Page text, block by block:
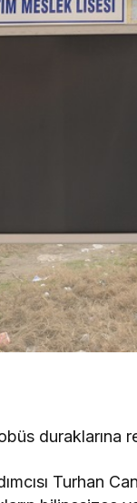
duraklarına
Turhan